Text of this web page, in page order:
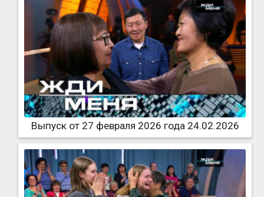
Выпуск от 27 февраля 2026 года 24.02.2026